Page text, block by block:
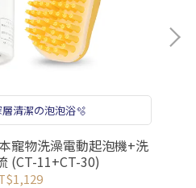
清潔の泡泡浴🫧
寵物洗澡電動起泡機+洗
(CT-11+CT-30)